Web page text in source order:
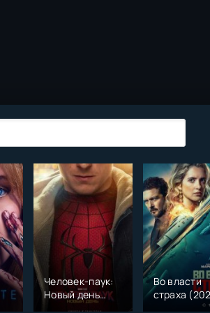
Человек-паук:
Новый день
(2026)
Во власти
страха